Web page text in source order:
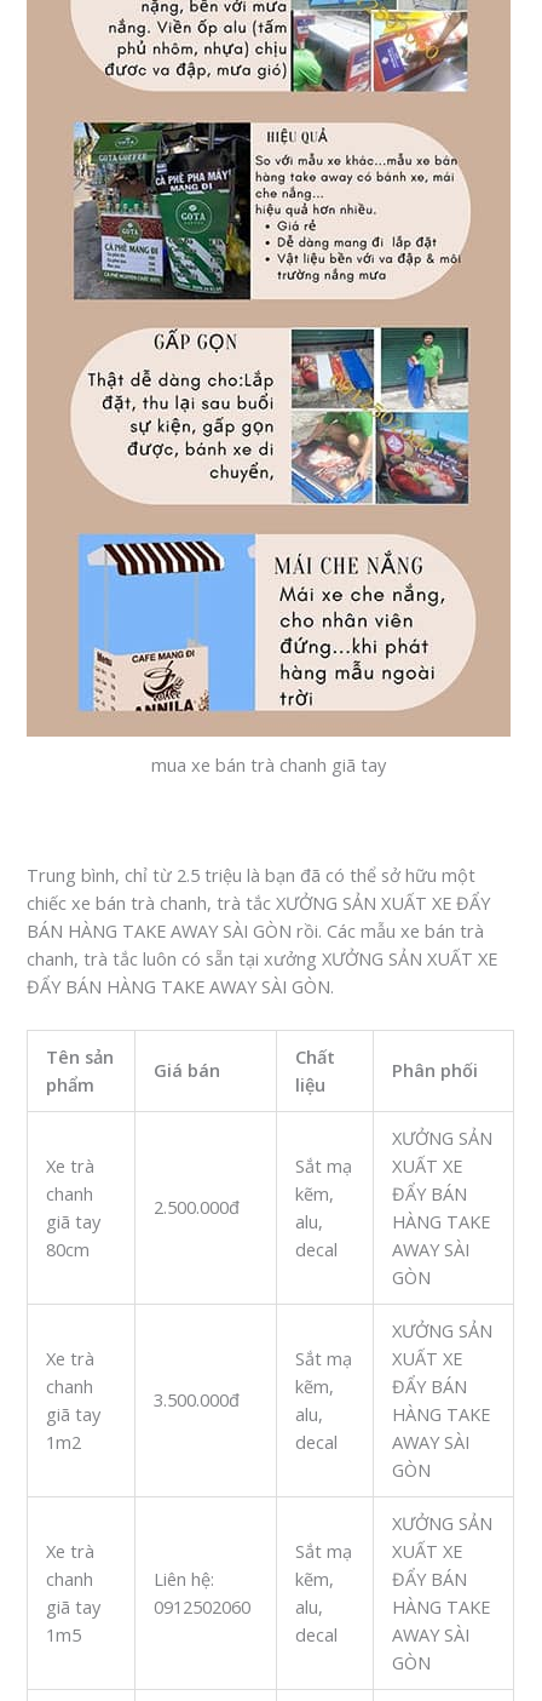
mua xe bán trà chanh giã tay
Trung bình, chỉ từ 2.5 triệu là bạn đã có thể sở hữu một
chiếc xe bán trà chanh, trà tắc XƯỞNG SẢN XUẤT XE ĐẨY
BÁN HÀNG TAKE AWAY SÀI GÒN rồi. Các mẫu xe bán trà
chanh, trà tắc luôn có sẵn tại xưởng XƯỞNG SẢN XUẤT XE
ĐẨY BÁN HÀNG TAKE AWAY SÀI GÒN.
Tên sản
phẩm
Giá bán
Chất
liệu
Phân phối
Xe trà
chanh
giã tay
80cm
2.500.000đ
Sắt mạ
kẽm,
alu,
decal
XƯỞNG SẢN
XUẤT XE
ĐẨY BÁN
HÀNG TAKE
AWAY SÀI
GÒN
Xe trà
chanh
giã tay
1m2
3.500.000đ
Sắt mạ
kẽm,
alu,
decal
XƯỞNG SẢN
XUẤT XE
ĐẨY BÁN
HÀNG TAKE
AWAY SÀI
GÒN
Xe trà
chanh
giã tay
1m5
Liên hệ:
0912502060
Sắt mạ
kẽm,
alu,
decal
XƯỞNG SẢN
XUẤT XE
ĐẨY BÁN
HÀNG TAKE
AWAY SÀI
GÒN